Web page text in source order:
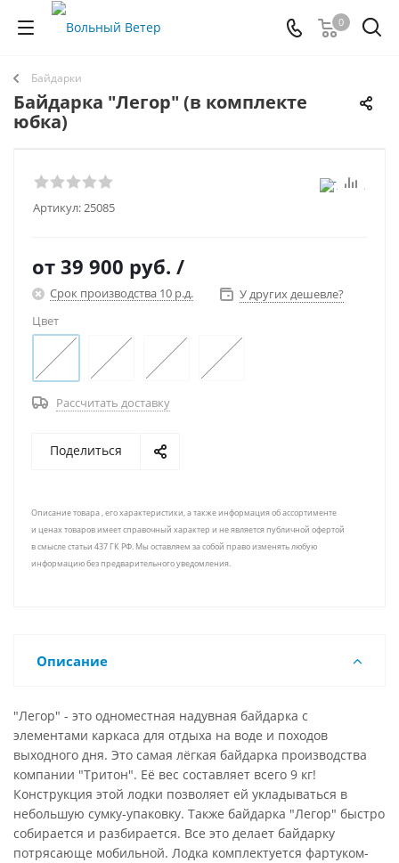
0
Байдарки
Байдарка "Легор" (в комплекте
юбка)
Артикул:25085
от 39 900 руб. /
Срок производства 10 р.д.
У других дешевле?
Цвет
Рассчитать доставку
Поделиться
Описание товара , его характеристики, а также информация об ассортименте
и ценах товаров имеет справочный характер и не является публичной офертой
в смысле статьи 437 ГК РФ. Мы оставляем за собой право изменять любую
информацию без предварительного уведомления.
Описание
"Легор" - это одноместная надувная байдарка с
элементами каркаса для отдыха на воде и походов
выходного дня. Это самая лёгкая байдарка производства
компании "Тритон". Её вес составляет всего 9 кг!
Конструкция этой лодки позволяет ей укладываться в
небольшую сумку-упаковку. Также байдарка "Легор" быстро
собирается и разбирается. Все это делает байдарку
потрясающе мобильной. Лодка комплектуется фартуком-